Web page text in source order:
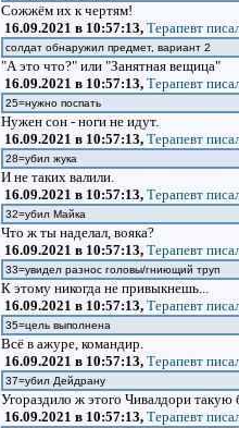
Сожжём их к чертям!
16.09.2021 в 10:57:13, Терапевт
солдат обнаружил предмет, вариант 2
"А это что?" или "Занятная вещица"
16.09.2021 в 10:57:13, Терапевт
25=нужно поспать
Нужен сон - ноги не идут.
16.09.2021 в 10:57:13, Терапевт
28=убил жука
И не таких валили.
16.09.2021 в 10:57:13, Терапевт
32=убил Майка
Что ж ты наделал, вояка?
16.09.2021 в 10:57:13, Терапевт
33=увидел разнос головы/гниющий труп
К этому никогда не привыкнешь...
16.09.2021 в 10:57:13, Терапевт
35=цель выполнена
Всё в ажуре, командир.
16.09.2021 в 10:57:13, Терапевт
37=убил Дейдрану
Угораздило ж этого Чивалдори такую
16.09.2021 в 10:57:13, Терапевт